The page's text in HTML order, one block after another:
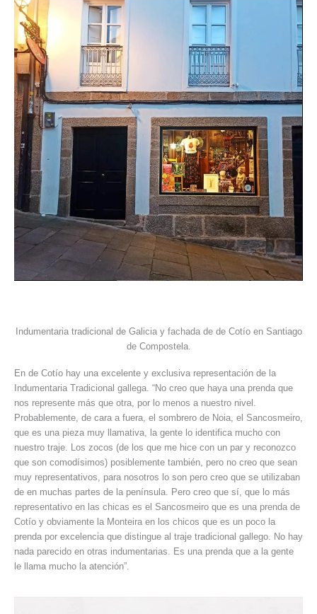
Indumentaria tradicional de Galicia y fachada de de Cotío en Santiago
de Compostela.
En de Cotío hay una excelente y exclusiva representación de la
Indumentaria Tradicional gallega. “No creo que haya una prenda que
nos represente más que otra, por lo menos a nuestro nivel.
Probablemente, de cara a fuera, el sombrero de Noia, el Sancosmeiro,
que es una pieza muy llamativa, la gente lo identifica mucho con
nuestro traje. Los zocos (de los que me hice con un par y reconozco
que son comodísimos) posiblemente también, pero no creo que sean
muy representativos, para nosotros lo son pero creo que se utilizaban
de en muchas partes de la península. Pero creo que sí, que lo más
representativo en las chicas es el Sancosmeiro que es una prenda de
Cotío y obviamente la Monteira en los chicos que es un poco la
prenda por excelencia que distingue al traje tradicional gallego. No hay
nada parecido en otras indumentarias. Es una prenda que a la gente
le llama mucho la atención”.